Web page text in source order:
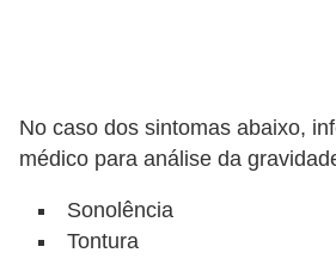
No caso dos sintomas abaixo,
médico para análise da
Sonolência
Tontura